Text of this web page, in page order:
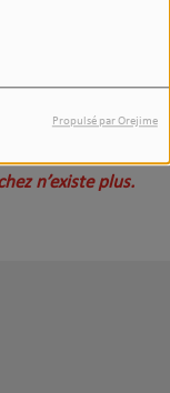
Propulsé par Orejime
n’existe plus.